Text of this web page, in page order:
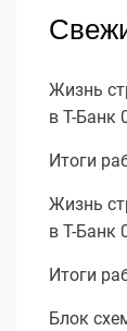
Жизнь
в Т-Банк
Итоги
Жизнь
в Т-Банк
Итоги
Блок